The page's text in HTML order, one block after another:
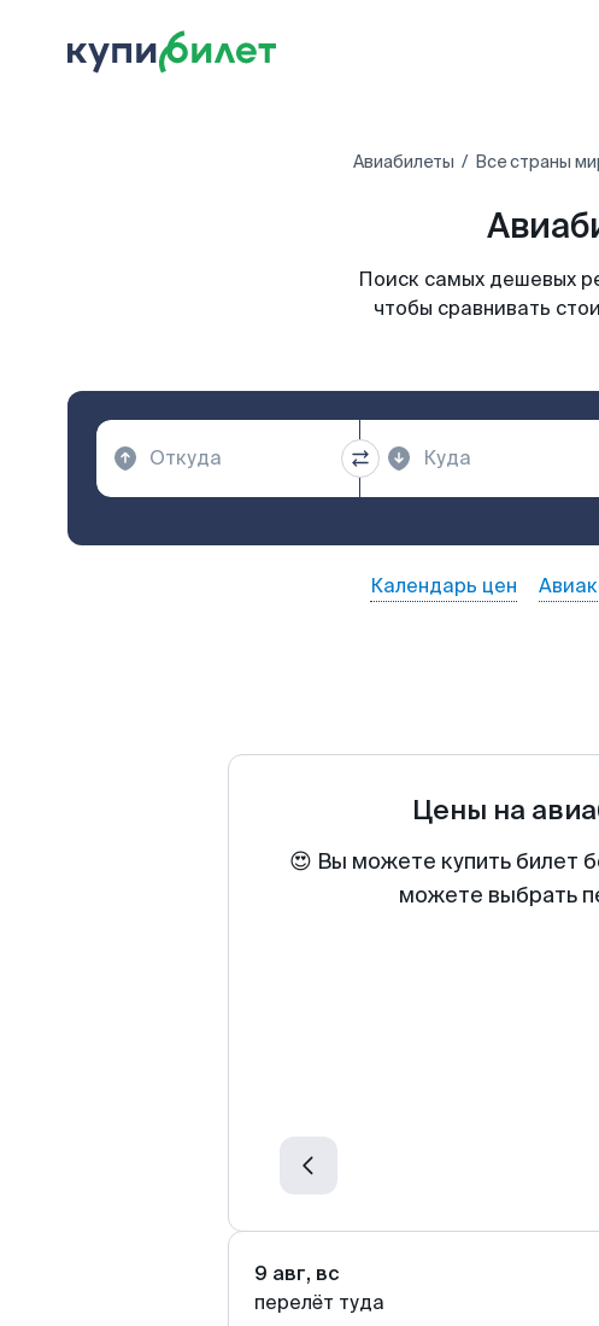
Авиабилеты Все страны
Поиск самых дешевых
чтобы сравнивать
Календарь цен
Цены на
😍 Вы можете купить билет
можете выбрать
9 авг, вс
перелёт туда